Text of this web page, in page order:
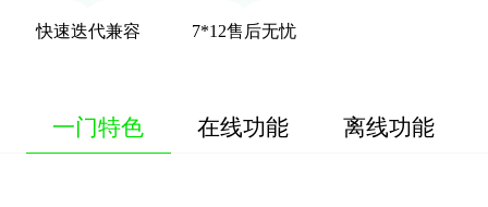
快速迭代兼容 7*12售后无忧
一门特色 在线功能 离线功能